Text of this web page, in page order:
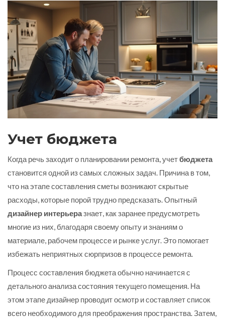
Учет бюджета
Когда речь заходит о планировании ремонта, учетбюджета
становится одной из самых сложных задач. Причина в том,
что на этапе составления сметы возникают скрытые
расходы, которые порой трудно предсказать. Опытный
дизайнер интерьеразнает, как заранее предусмотреть
многие из них, благодаря своему опыту и знаниям о
материале, рабочем процессе и рынке услуг. Это помогает
избежать неприятных сюрпризов в процессе ремонта.
Процесс составления бюджета обычно начинается с
детального анализа состояния текущего помещения. На
этом этапе дизайнер проводит осмотр и составляет список
всего необходимого для преображения пространства. Затем,